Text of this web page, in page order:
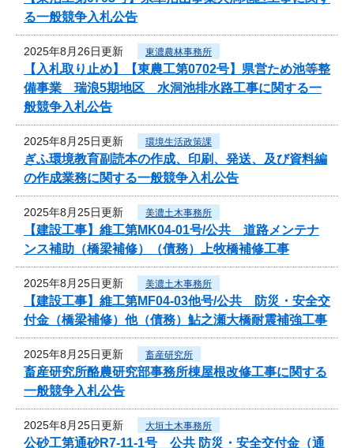
る一般競争入札公告
2025年8月26日更新 東濃農林事務所
【入札取り止め】【東農工第0702号】県営ため池等整
備事業 瑞浪5期地区 水洞池排水路工事に関する一
般競争入札公告
2025年8月25日更新 環境生活政策課
ぎふ環境教育副読本の作成、印刷、発送、及び資料編
の作成業務に関する一般競争入札公告
2025年8月25日更新 美濃土木事務所
【建設工事】維工第MK04-01号/公共 道路メンテナ
ンス補助（橋梁補修）（債務）上牧橋補修工事
2025年8月25日更新 美濃土木事務所
【建設工事】維工第MF04-03他号/公共 防災・安全交
付金（橋梁補修）他（債務）鮎之瀬大橋耐震補強工事
2025年8月25日更新 畜産研究所
畜産研究所酪農研究部事務所棟屋根改修工事に関する
一般競争入札公告
2025年8月25日更新 大垣土木事務所
公砂工第通砂R7-11-1号 公共 防災・安全交付金（通